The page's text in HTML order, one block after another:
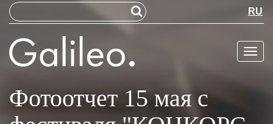
RU
Меню
Фотоотчет 15 мая с